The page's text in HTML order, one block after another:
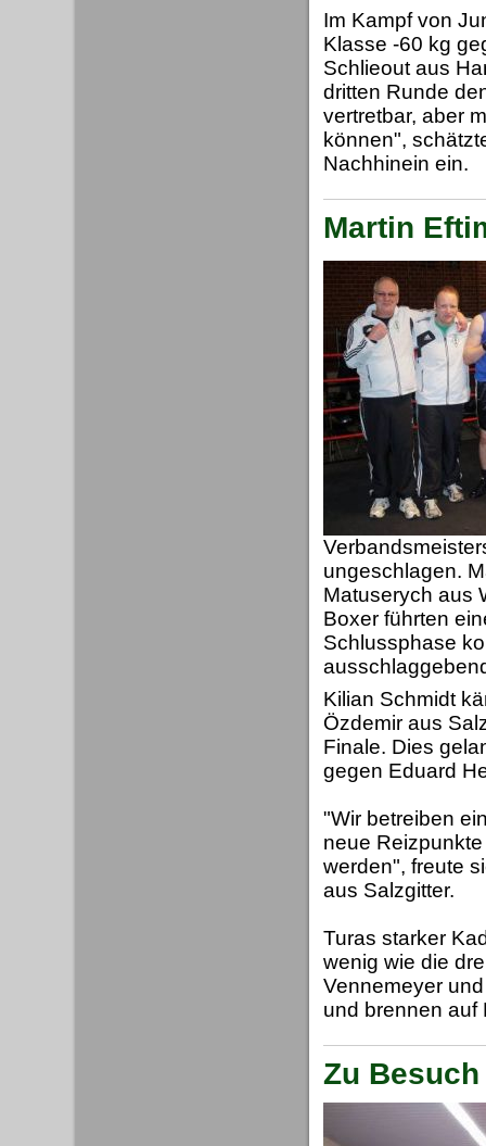
Im Kampf von
Klasse -60 kg
Schlieout aus
dritten Runde
vertretbar, aber
können",
Nachhinein ein.
Martin
ungeschlagen.
Matuserych aus
Boxer führten
Schlussphase
Kilian Schmidt
Özdemir aus
Finale. Dies
gegen Eduard
"Wir betreiben
neue
werden", freute
aus Salzgitter.
Turas starker
wenig wie die
Vennemeyer
und brennen auf
Zu